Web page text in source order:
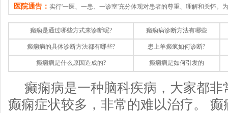
医院通告： 实行'一医、一患、一诊室'充分体现对患者的尊重、理解和关怀。
癫痫是通过哪些方式来诊断呢? 癫痫病诊断方法有哪些
癫痫病的具体诊断方法都有哪些? 患上羊癫疯如何诊断?
癫痫病是什么原因造成的? 癫痫病是如何引发的
癫痫病是一种脑科疾病，大家都
癫痫症状较多，非常的难以治疗。